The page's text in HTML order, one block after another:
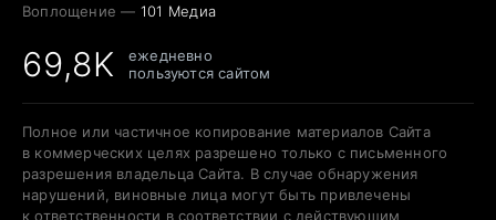
Воплощение — 101 Медиа
69,8K
ежедневно
пользуются сайтом
Полное или частичное копирование материалов Сайта
в коммерческих целях разрешено только с письменного
разрешения владельца Сайта. В случае обнаружения
нарушений, виновные лица могут быть привлечены
к ответственности в соответствии с действующим